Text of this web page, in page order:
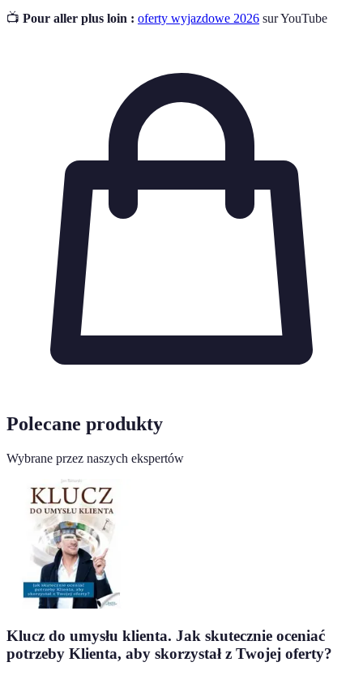
📺 Pour aller plus loin : oferty wyjazdowe 2026 sur YouTube
Polecane produkty
Wybrane przez naszych ekspertów
Klucz do umysłu klienta. Jak skutecznie oceniać
potrzeby Klienta, aby skorzystał z Twojej oferty?